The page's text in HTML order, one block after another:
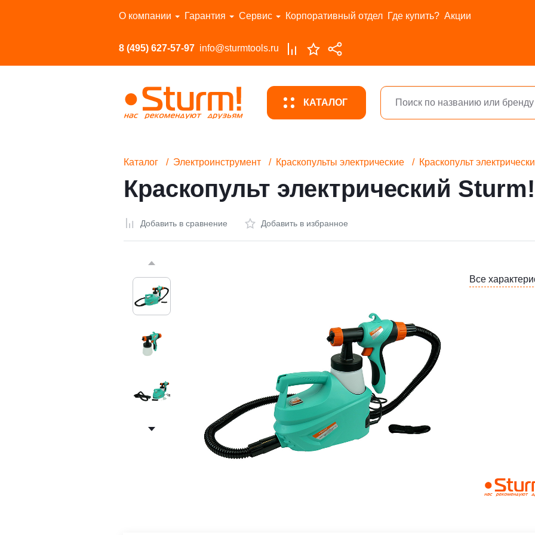
О компании Гарантия Сервис Корпоративный отдел Где купить? Акции
8 (495) 627-57-97 info@sturmtools.ru
КАТАЛОГ
Перейти в каталог
Каталог Электроинструмент Краскопульты электрические Краскопульт
Краскопульт электрический
Добавить в сравнение Добавить в избранное
Все